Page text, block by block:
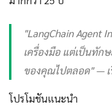
"LangChain Agent
เครื่องมือ แต่เป็นทัก
ของคุณไปตลอด" —
โปรโมชันแนะนำ